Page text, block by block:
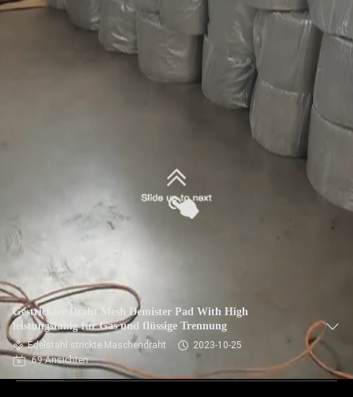
Gestrickter Draht Mesh Demister Pad With High
leistungsfähig für Gas und flüssige Trennung
Edelstahl strickte Maschendraht
2023-10-25
69 Ansichten